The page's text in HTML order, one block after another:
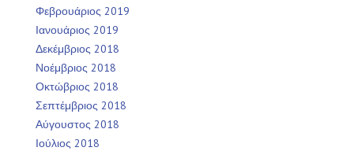
Φεβρουάριος 2019
Ιανουάριος 2019
Δεκέμβριος 2018
Νοέμβριος 2018
Οκτώβριος 2018
Σεπτέμβριος 2018
Αύγουστος 2018
Ιούλιος 2018